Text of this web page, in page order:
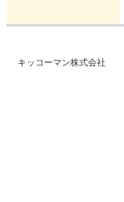
キッコーマン株式会社